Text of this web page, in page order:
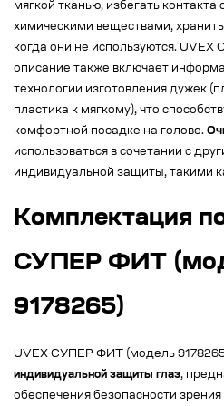
мягкой тканью, избегать контакта
химическими веществами,
когда они не используются.
описание также включает
технологии изготовления дужек
пластика к мягкому), что
комфортной посадке на голове.
использоваться в сочетании с
индивидуальной защиты, такими
Комплектация
СУПЕР ФИТ
9178265)
UVEX СУПЕР ФИТ (модель
индивидуальной защиты глаз,
обеспечения безопасности